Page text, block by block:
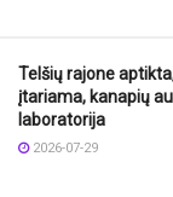
Telšių rajone
įtariama, kanapių
laboratorija
2026-07-29